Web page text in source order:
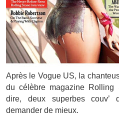
Après le Vogue US, la
du célèbre magazine
dire, deux superbes
demander de mieux.